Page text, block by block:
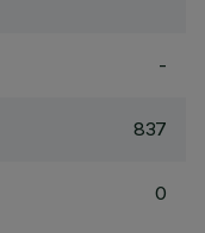
-
837
0